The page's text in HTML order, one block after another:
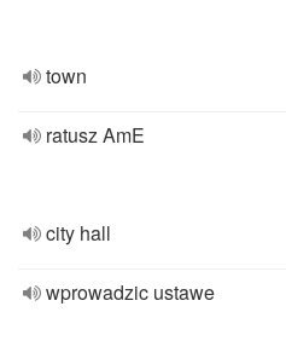
town
ratusz AmE
city hall
wprowadzic ustawe